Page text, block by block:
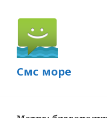
Смс море